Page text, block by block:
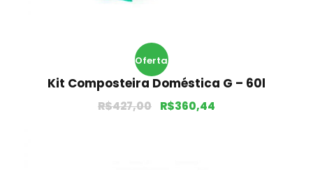
Oferta
Kit Composteira Doméstica G – 60l
R$427,00 R$360,44